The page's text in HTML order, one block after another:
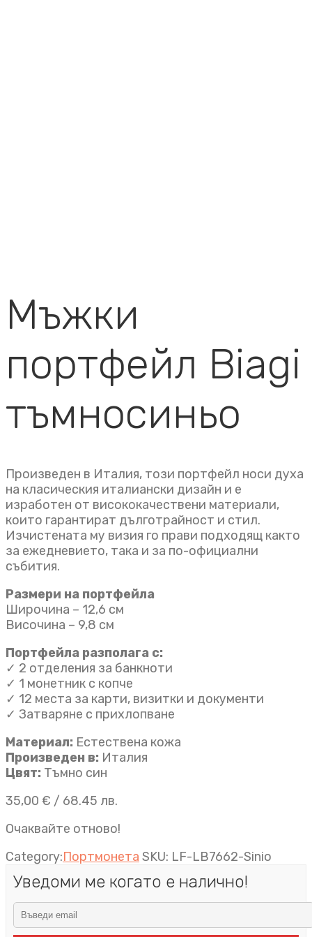
Мъжки
портфейл Biagi
тъмносиньо
Произведен в Италия, този портфейл носи духа
на класическия италиански дизайн и е
изработен от висококачествени материали,
които гарантират дълготрайност и стил.
Изчистената му визия го прави подходящ както
за ежедневието, така и за по-официални
събития.
Размери на портфейла
Широчина – 12,6 см
Височина – 9,8 см
Портфейла разполага с:
✓ 2 отделения за банкноти
✓ 1 монетник с копче
✓ 12 места за карти, визитки и документи
✓ Затваряне с прихлопване
Материал: Естествена кожа
Произведен в: Италия
Цвят: Тъмно син
35,00 € / 68.45 лв.
Очаквайте отново!
Category:Портмонета SKU: LF-LB7662-Sinio
Уведоми ме когато е налично!